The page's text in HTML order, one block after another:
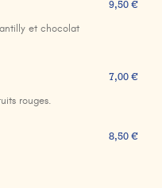
et chocolat
9,50 €
rouges.
7,00 €
8,50 €